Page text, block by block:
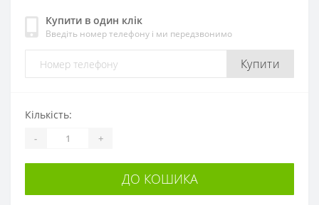
Купити в один клік
Введіть номер телефону і ми передзвонимо
Купити
Кількість:
- +
ДО КОШИКА